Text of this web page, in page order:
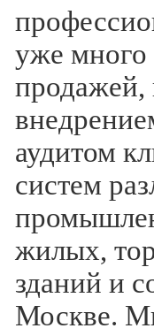
уже много
продажей,
аудитом
систем
жилых,
зданий и
Москве.